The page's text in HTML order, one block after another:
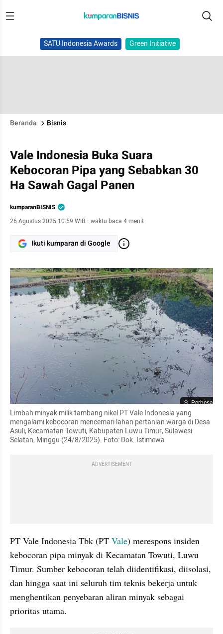
SATU Indonesia Awards Green Initiative
Beranda Bisnis
Vale Indonesia Buka Suara
Kebocoran Pipa yang Sebabkan 30
Ha Sawah Gagal Panen
kumparanBISNIS
26 Agustus 2025 10:59 WIB · waktu baca 4 menit
Ikuti kumparan di Google
Perbesar
Limbah minyak milik tambang nikel PT Vale Indonesia yang
mengalami kebocoran mencemari lahan pertanian warga di Desa
Asuli, Kecamatan Towuti, Kabupaten Luwu Timur, Sulawesi
Selatan, Minggu (24/8/2025). Foto: Dok. Istimewa
ADVERTISEMENT
PT Vale Indonesia Tbk (PT Vale) merespons insiden
kebocoran pipa minyak di Kecamatan Towuti, Luwu
Timur. Sumber kebocoran telah diidentifikasi, diisolasi,
dan hingga saat ini seluruh tim teknis bekerja untuk
menghentikan penyebaran aliran minyak sebagai
prioritas utama.